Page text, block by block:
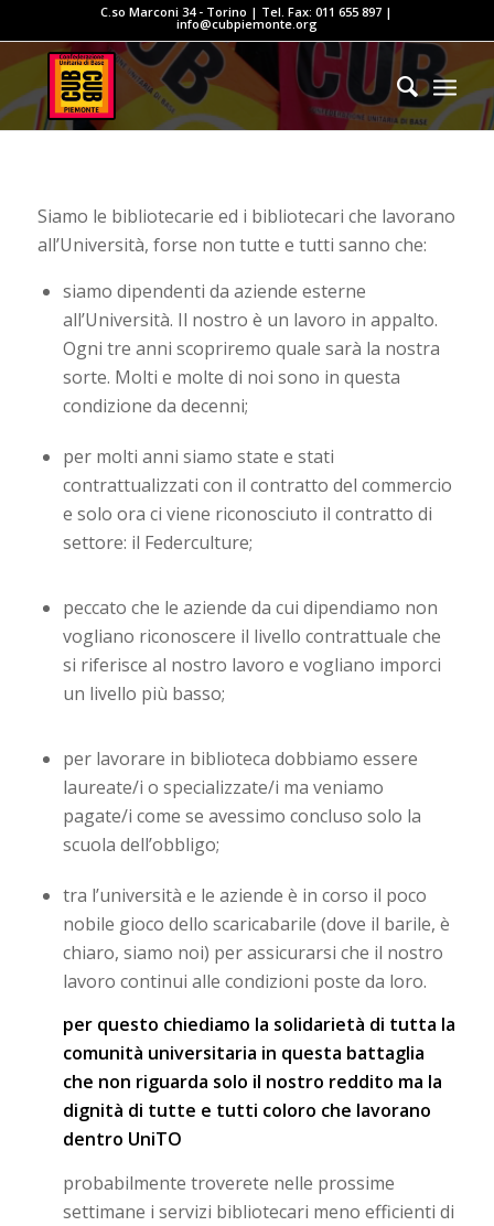
C.so Marconi 34 - Torino | Tel. Fax: 011 655 897 |
info@cubpiemonte.org
Siamo le bibliotecarie ed i bibliotecari che lavorano
all’Università, forse non tutte e tutti sanno che:
siamo dipendenti da aziende esterne
all’Università. Il nostro è un lavoro in appalto.
Ogni tre anni scopriremo quale sarà la nostra
sorte. Molti e molte di noi sono in questa
condizione da decenni;
per molti anni siamo state e stati
contrattualizzati con il contratto del commercio
e solo ora ci viene riconosciuto il contratto di
settore: il Federculture;
peccato che le aziende da cui dipendiamo non
vogliano riconoscere il livello contrattuale che
si riferisce al nostro lavoro e vogliano imporci
un livello più basso;
per lavorare in biblioteca dobbiamo essere
laureate/i o specializzate/i ma veniamo
pagate/i come se avessimo concluso solo la
scuola dell’obbligo;
tra l’università e le aziende è in corso il poco
nobile gioco dello scaricabarile (dove il barile, è
chiaro, siamo noi) per assicurarsi che il nostro
lavoro continui alle condizioni poste da loro.
per questo chiediamo la solidarietà di tutta la
comunità universitaria in questa battaglia
che non riguarda solo il nostro reddito ma la
dignità di tutte e tutti coloro che lavorano
dentro UniTO
probabilmente troverete nelle prossime
settimane i servizi bibliotecari meno efficienti di